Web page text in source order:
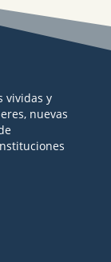
vividas y
nuevas